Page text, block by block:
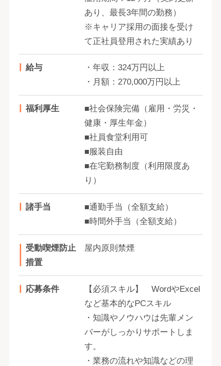
あり、最長3年間の勤務）
※キャリア採用の面接を受け
て正社員登用された実績あり
給与
・年収：324万円以上
・月額：270,000万円以上
福利厚生
■社会保険完備（雇用・労災・
健康・厚生年金）
■社員食堂利用可
■服装自由
■在宅勤務制度（利用限度あ
り）
諸手当
■通勤手当（全額支給）
■時間外手当（全額支給）
受動喫煙防止
措置
屋内原則禁煙
応募条件
【必須スキル】 WordやExcel
など基本的なPCスキル
・知識やノウハウは先輩メン
バーがしっかりサポートしま
す。
・業務の流れや知識などの理